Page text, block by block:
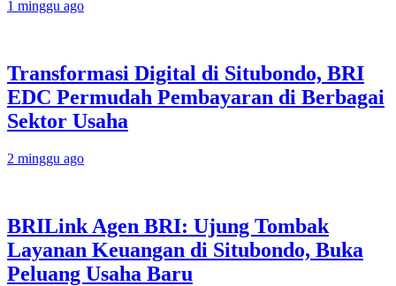
1 minggu ago
Transformasi Digital di Situbondo, BRI
EDC Permudah Pembayaran di Berbagai
Sektor Usaha
2 minggu ago
BRILink Agen BRI: Ujung Tombak
Layanan Keuangan di Situbondo, Buka
Peluang Usaha Baru